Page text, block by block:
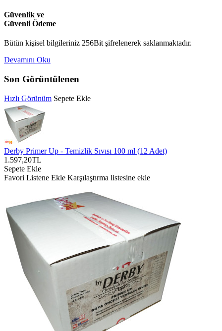
Güvenlik ve
Güvenli Ödeme
Bütün kişisel bilgileriniz 256Bit şifrelenerek saklanmaktadır.
Devamını Oku
Son Görüntülenen
Hızlı Görünüm Sepete Ekle
Derby Primer Up - Temizlik Sıvısı 100 ml (12 Adet)
1.597,20TL
Sepete Ekle
Favori Listene Ekle Karşılaştırma listesine ekle